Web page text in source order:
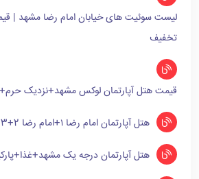
تخفیف
قیمت هتل آپارتمان لوکس مشهد+نزدیک
هتل آپارتمان امام رضا ۱+امام رضا 2+3+5+8+18
هتل آپارتمان درجه یک